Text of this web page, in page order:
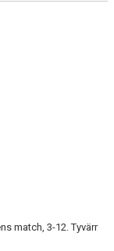
match, 3-12. Tyvärr